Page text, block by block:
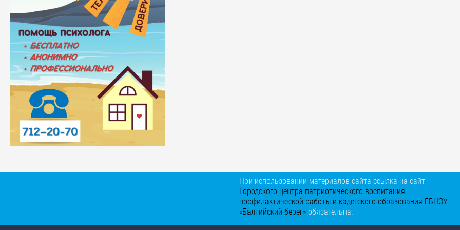
При использовании материалов сайта ссылка на сайт
Городского центра патриотического воспитания,
профилактической работы и кадетского образования ГБНОУ
«Балтийский берег» обязательна.